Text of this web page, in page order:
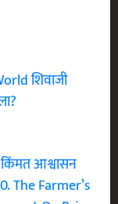
शिवाजी
आश्वासन
The Farmer’s